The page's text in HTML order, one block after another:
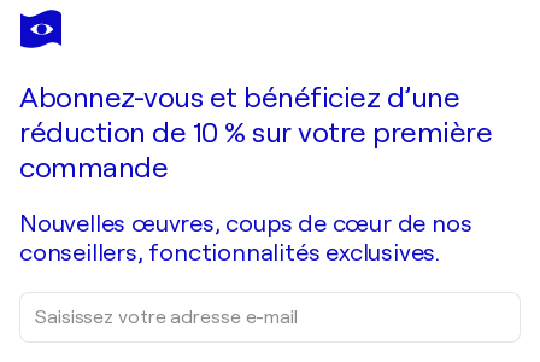
SERGUEI ZLENKO
Horse Guards, London.
Abonnez-vous et bénéficiez d’une
réduction de 10 % sur votre première
commande
Nouvelles œuvres, coups de cœur de nos
conseillers, fonctionnalités exclusives.